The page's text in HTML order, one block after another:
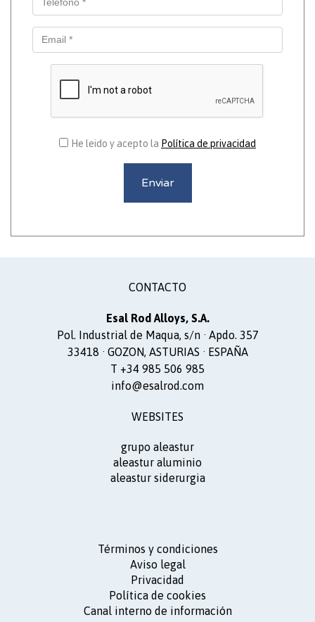
He leido y acepto la Política de privacidad
Enviar
CONTACTO
Esal Rod Alloys, S.A.
Pol. Industrial de Maqua, s/n · Apdo. 357
33418 · GOZON, ASTURIAS · ESPAÑA
T +34 985 506 985
info@esalrod.com
WEBSITES
grupo aleastur
aleastur aluminio
aleastur siderurgia
Términos y condiciones
Aviso legal
Privacidad
Política de cookies
Canal interno de información